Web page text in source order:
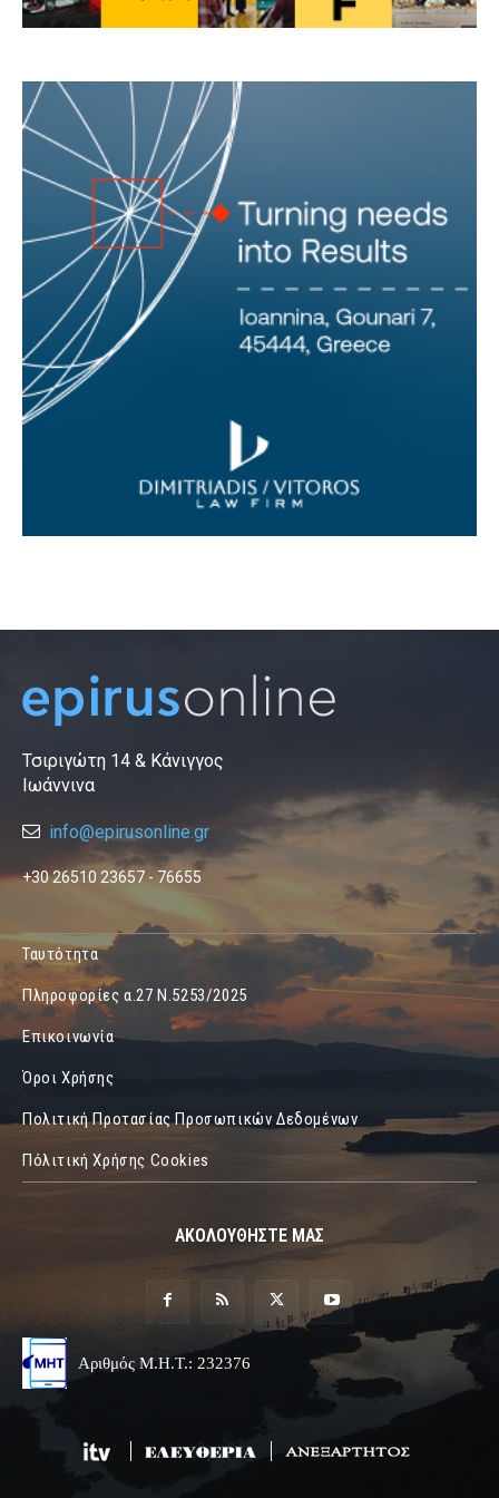
Τσιριγώτη 14 & Κάνιγγος
Ιωάννινα
info@epirusonline.gr
+30 26510 23657 - 76655
Ταυτότητα
Πληροφορίες α.27 Ν.5253/2025
Επικοινωνία
Όροι Χρήσης
Πολιτική Προτασίας Προσωπικών Δεδομένων
Πόλιτική Χρήσης Cookies
ΑΚΟΛΟΥΘΗΣΤΕ ΜΑΣ
Αριθμός Μ.Η.Τ.: 232376